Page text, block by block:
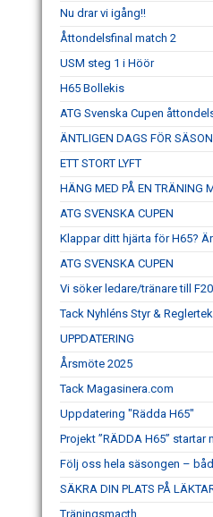
Nu drar vi igång!!
Åttondelsfinal match 2
USM steg 1 i Höör
H65 Bollekis
ATG Svenska Cupen
ÄNTLIGEN DAGS FÖR
ETT STORT LYFT
HÄNG MED PÅ EN TRÄNING
ATG SVENSKA CUPEN
Klappar ditt hjärta för H65?
ATG SVENSKA CUPEN
Vi söker ledare/tränare till
Tack Nyhléns Styr &
UPPDATERING
Årsmöte 2025
Tack Magasinera.com
Uppdatering "Rädda H65"
Projekt ”RÄDDA H65” startar
Följ oss hela säsongen –
SÄKRA DIN PLATS PÅ
Träningsmacth